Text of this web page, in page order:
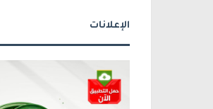
الإعلانات